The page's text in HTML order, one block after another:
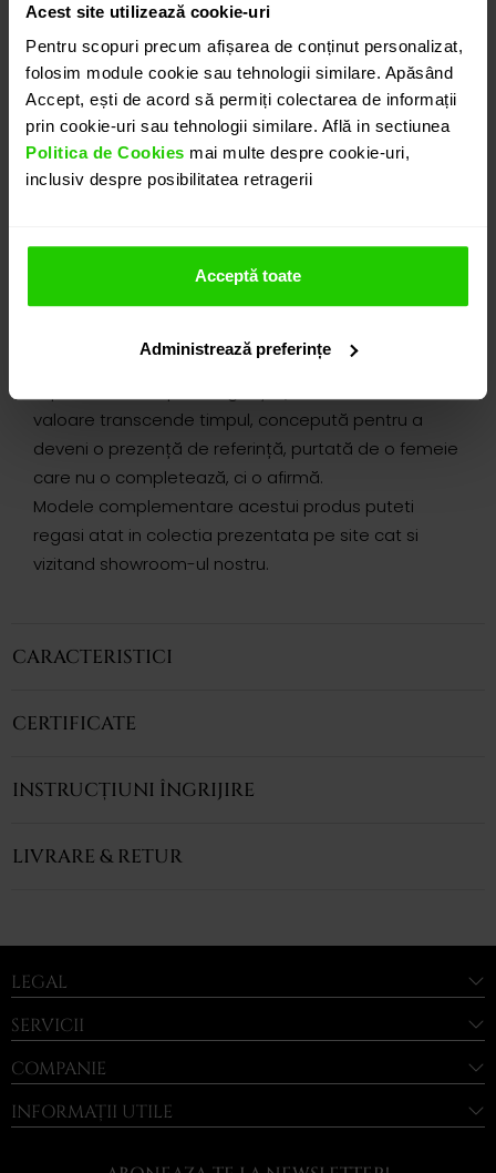
Acest site utilizează cookie-uri
Pentru scopuri precum afișarea de conținut personalizat,
folosim module cookie sau tehnologii similare. Apăsând
Accept, ești de acord să permiți colectarea de informații
prin cookie-uri sau tehnologii similare. Află in sectiunea
Politica de Cookies mai multe despre cookie-uri,
inclusiv despre posibilitatea retragerii
Acceptă toate
Administrează preferințe
CERCEI GALA cu Tanzanit si Diamante
O pereche de cercei realizati in aur alb de 18k, cu o
prezență remarcabilă, în care tanzanit cu taietura
inima (total 11.2 cts.) alaturi de diamante cu taietura
rotund si para (total 2.14 cts.) se afirmă într-o
proporție. Măiestria execuției și calitatea
excepțională a tanzanitului se dezvăluie într-o
expresie atemporală, care încadrează și luminează
valoare transcende timpul, concepută pentru a
deveni o prezență de referință, purtată de o femeie
care nu o completează, ci o afirmă.
Modele complementare acestui produs puteti
regasi atat in colectia prezentata pe site cat si
vizitand showroom-ul nostru.
CARACTERISTICI
CERTIFICATE
INSTRUCȚIUNI ÎNGRIJIRE
LIVRARE & RETUR
LEGAL
SERVICII
COMPANIE
INFORMAȚII UTILE